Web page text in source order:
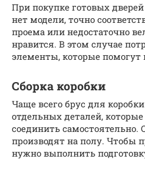
При покупке готовых
нет модели, точно
проема или недостаточно
нравится. В этом случае
элементы, которые помогут
Сборка коробки
Чаще всего брус для
отдельных деталей,
соединить самостоятельно.
производят на полу. Чтобы
нужно выполнить